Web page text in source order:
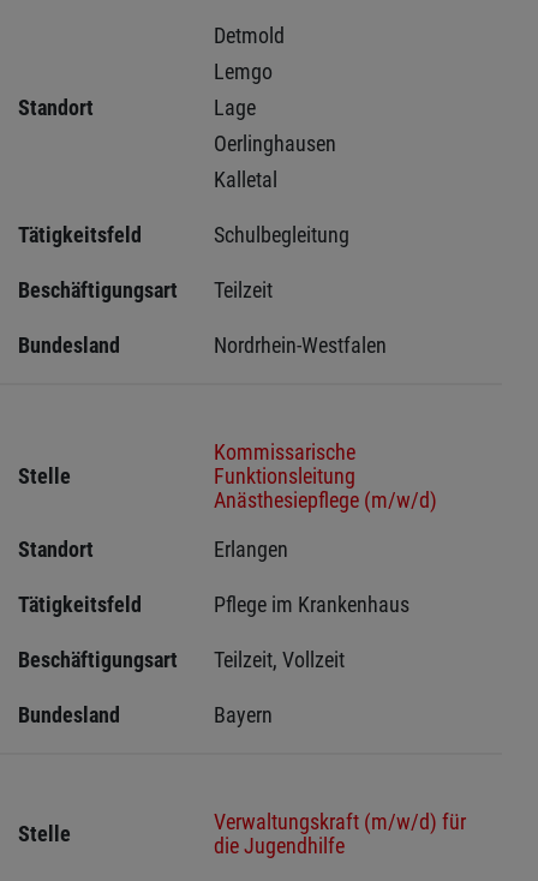
Standort
Detmold
Lemgo
Lage
Oerlinghausen
Kalletal
Tätigkeitsfeld Schulbegleitung
Beschäftigungsart Teilzeit
Bundesland Nordrhein-Westfalen
Stelle
Kommissarische
Funktionsleitung
Anästhesiepflege (m/w/d)
Standort
Erlangen
Tätigkeitsfeld Pflege im Krankenhaus
Beschäftigungsart Teilzeit, Vollzeit
Bundesland Bayern
Stelle
Verwaltungskraft (m/w/d) für
die Jugendhilfe